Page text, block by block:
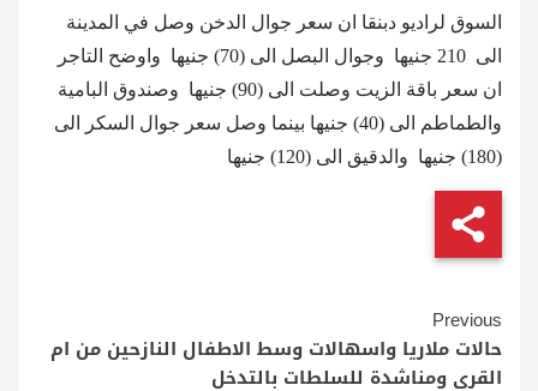
السوق لراديو دبنقا ان سعر جوال الدخن وصل في المدينة
الى 210 جنيها وجوال البصل الى (70) جنيها
واوضح التاجر
ان سعر باقة الزيت وصلت الى (90) جنيها
وصندوق البامية
والطماطم الى (40) جنيها بينما وصل سعر جوال السكر الى
(180) جنيها
والدقيق الى (120) جنيها
Continue
Reading
Previous
حالات ملاريا واسهالات وسط الاطفال النازحين من ام
القرى ومناشدة للسلطات بالتدخل